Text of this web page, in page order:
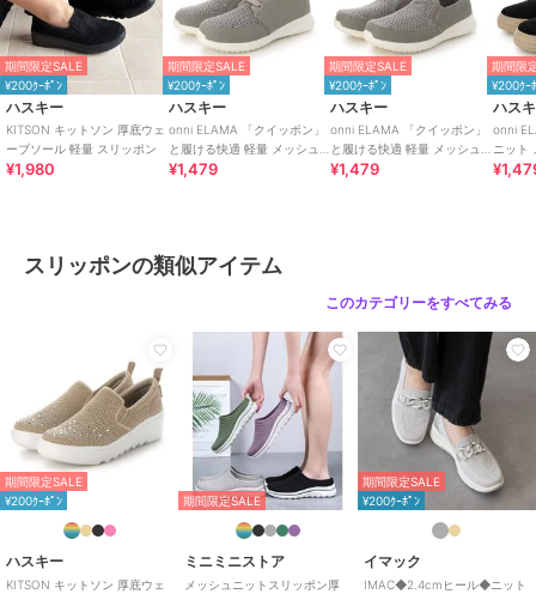
原産国 中国
期間限定SALE
¥200ｸｰﾎﾟﾝ
ハスキー
KITSON キットソン 厚底ウェ
ーブソール 軽量 スリッポン
¥1,980
期間限定SALE
¥200ｸｰﾎﾟﾝ
ハスキー
onni ELAMA 「クイッポン」
と履ける快適 軽量 メッシュ
レースアップカジュアルスニ
¥1,479
期間限定SALE
¥200ｸｰﾎﾟﾝ
ハスキー
onni ELAMA 「クイッポン」
と履ける快適 軽量 メッシュ
カジュアルスリッポン
¥1,479
期間限
¥200ｸｰ
ハス
onni
ニット
ットシ
スリッポンの類似アイテム
このカテゴリーをすべてみる
期間限定SALE
¥200ｸｰﾎﾟﾝ
ハスキー
KITSON キットソン 厚底ウェ
期間限定SALE
ミニミニストア
メッシュニットスリッポン厚
期間限定SALE
¥200ｸｰﾎﾟﾝ
イマック
IMAC◆2.4cmヒール◆ニット